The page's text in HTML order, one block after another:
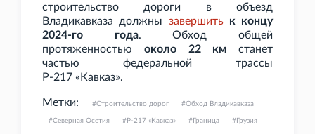
строительство дороги в объезд
Владикавказа должны завершить к концу
2024-го года. Обход общей
протяженностью около 22 км станет
частью федеральной трассы
Р-217 «Кавказ».
Метки: Строительство дорог Обход Владикавказа
Северная Осетия Р-217 «Кавказ» Граница Грузия